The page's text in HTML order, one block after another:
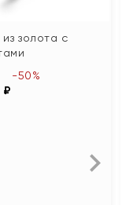
из золота с
₽
-50%